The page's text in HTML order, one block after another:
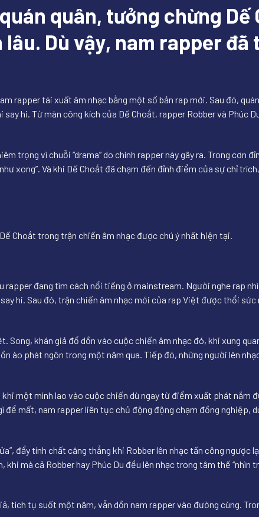
quân, tưởng chừng Dế
Dù vậy, nam rapper
rapper tái xuất âm nhạc bằng một số bản rap mới. Sau đó,
hi. Từ màn công kích của Dế Choắt, rapper Robber và Phúc
trọng vì chuỗi “drama” do chính rapper này gây ra. Trong cơn
xong”. Và khi Dế Choắt đã chạm đến đỉnh điểm của sự chỉ
Choắt trong trận chiến âm nhạc được chú ý nhất hiện tại.
rapper đang tìm cách nổi tiếng ở mainstream. Người nghe rap
hi. Sau đó, trận chiến âm nhạc mới của rap Việt được thổi
khán giả đổ dồn vào cuộc chiến âm nhạc đó, khi xung
ào phát ngôn trong một năm qua. Tiếp đó, những người lên
một mình lao vào cuộc chiến dù ngay từ điểm xuất phát nắm
để mất, nam rapper liên tục chủ động động chạm đồng nghiệp,
đẩy tính chất căng thẳng khi Robber lên nhạc tấn công ngược
mà cả Robber hay Phúc Du đều lên nhạc trong tâm thế “nhìn
tích tụ suốt một năm, vẫn dồn nam rapper vào đường cùng.